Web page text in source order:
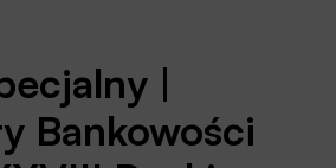
|
Bankowości